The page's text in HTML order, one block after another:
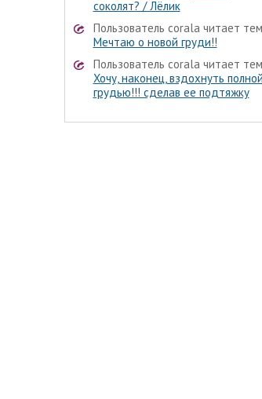
соколят? / Лёлик
Пользователь corala читает
Мечтаю о новой груди!!
Пользователь corala читает
Хочу, наконец, вздохнуть полной
грудью!!! сделав ее подтяжку